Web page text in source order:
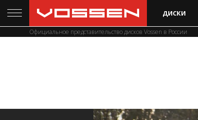
ДИСКИ
Официальное представительство дисков Vossen в России